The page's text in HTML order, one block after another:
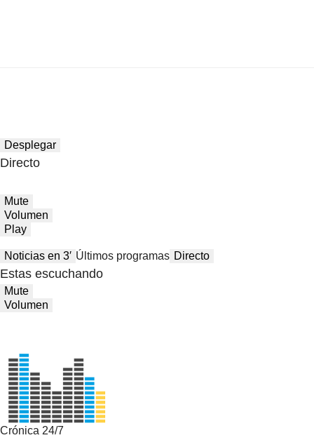
Desplegar
Directo
Mute
Volumen
Play
Noticias en 3′ Últimos programas Directo
Estas escuchando
Mute
Volumen
Crónica 24/7